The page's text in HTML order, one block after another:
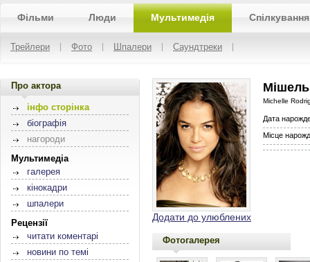
Фільми Люди Мультимедія Спілкування
Трейлери Фото Шпалери Саундтреки
Про актора
інфо сторінка
біографія
нагороди
Мультимедіа
галерея
кінокадри
шпалери
Рецензії
читати коментарі
новини по темі
Додати до улюблених
Мішель
Michelle
Дата
Місце
Фотогалерея